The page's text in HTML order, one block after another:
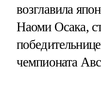
возглавила
Наоми Осака,
чемпионата